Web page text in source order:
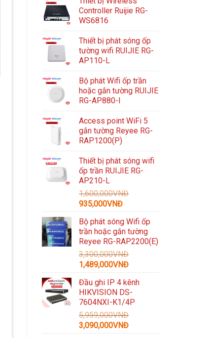
Controller Ruijie RG-
WS6816
Thiết bị phát sóng ốp
tường wifi RUIJIE RG-
AP110-L
Bộ phát Wifi ốp trần
hoặc gắn tường RUIJIE
RG-AP880-I
Access point WiFi 5
gắn tường Reyee RG-
RAP1200(P)
Thiết bị phát sóng wifi
ốp trần RUIJIE RG-
AP210-L
1,600,000VNĐ
Giá
là:
1,600,000VNĐ.
935,000VNĐGiá
tại
là:
935,000VNĐ.
Bộ phát sóng Wifi ốp
trần hoặc gắn tường
Reyee RG-RAP2200(E)
3,300,000VNĐ
Giá
là:
3,300,000VNĐ.
1,489,000VNĐGiá
tại
là:
1,489,000VNĐ.
Đầu ghi IP 4 kênh
HIKVISION DS-
7604NXI-K1/4P
5,959,000VNĐ
Giá
3,090,000VNĐGiá